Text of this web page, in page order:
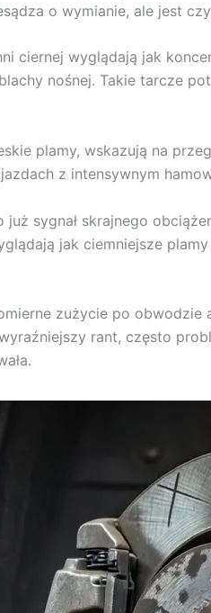
o wymianie, ale jest
ciernej wyglądają jak
nośnej. Takie tarcze
plamy, wskazują na
z intensywnym
już sygnał skrajnego
jak ciemniejsze
zużycie po
rant, często